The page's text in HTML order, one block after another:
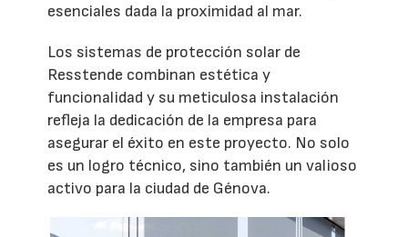
esenciales dada la proximidad al mar.
Los sistemas de protección solar de
Resstende combinan estética y
funcionalidad y su meticulosa instalación
refleja la dedicación de la empresa para
asegurar el éxito en este proyecto. No solo
es un logro técnico, sino también un valioso
activo para la ciudad de Génova.